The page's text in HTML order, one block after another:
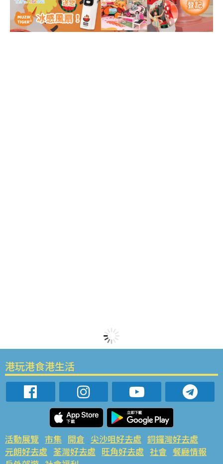
港玩港食港生活
活動展覽 市集 開倉 尖沙咀好去處 銅鑼灣好去處
元朗好去處 荃灣好去處 旺角好去處 社會 餐廳情報